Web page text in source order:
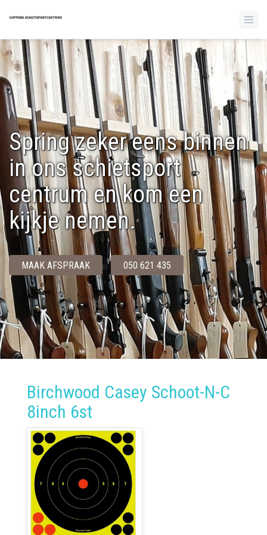
Spring zeker eens binnen
in ons schietsport
centrum en kom een
kijkje nemen.
MAAK AFSPRAAK 050 621 435
Birchwood Casey Schoot-N-C
8inch 6st